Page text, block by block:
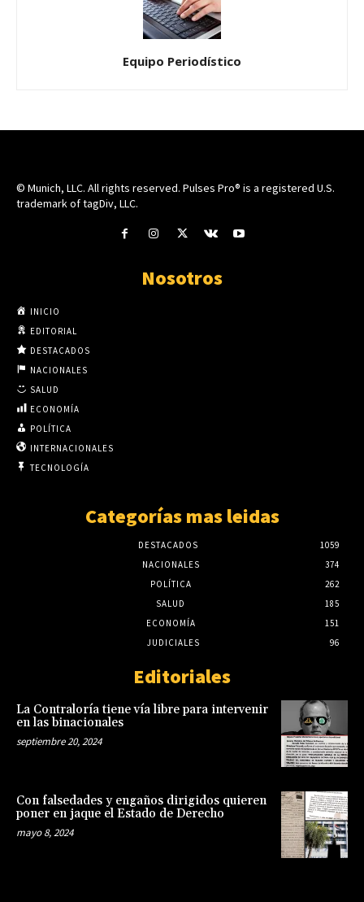
Equipo Periodístico
© Munich, LLC. All rights reserved. Pulses Pro® is a registered U.S.
trademark of tagDiv, LLC.
Nosotros
INICIO
EDITORIAL
DESTACADOS
NACIONALES
SALUD
ECONOMÍA
POLÍTICA
INTERNACIONALES
TECNOLOGÍA
Categorías mas leidas
DESTACADOS
1059
NACIONALES
374
POLÍTICA
262
SALUD
185
ECONOMÍA
151
JUDICIALES
96
Editoriales
La Contraloría tiene vía libre para intervenir
en las binacionales
septiembre 20, 2024
Con falsedades y engaños dirigidos quieren
poner en jaque el Estado de Derecho
mayo 8, 2024